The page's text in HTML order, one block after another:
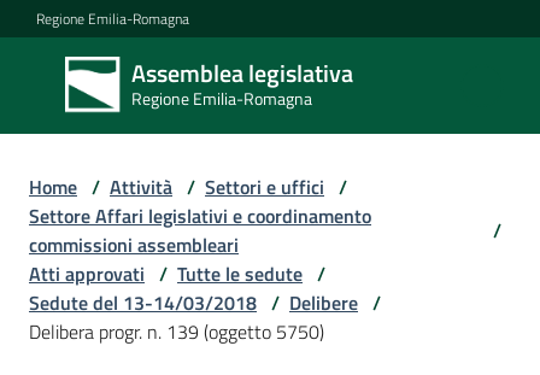
Vai al contenuto
Vai alla navigazione
Vai al footer
Regione Emilia-Romagna
Assemblea legislativa
Regione Emilia-Romagna
Assemblea
legislativa
Regione Emilia-
Assemblea
Home / Attività / Settori e uffici /
Settore Affari legislativi e coordinamento
commissioni assembleari
/
Atti approvati / Tutte le sedute /
Sedute del 13-14/03/2018 / Delibere /
Delibera progr. n. 139 (oggetto 5750)